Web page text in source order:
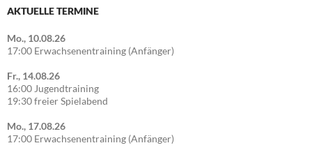
AKTUELLE TERMINE
Mo., 10.08.26
17:00 Erwachsenentraining (Anfänger)
Fr., 14.08.26
16:00 Jugendtraining
19:30 freier Spielabend
Mo., 17.08.26
17:00 Erwachsenentraining (Anfänger)